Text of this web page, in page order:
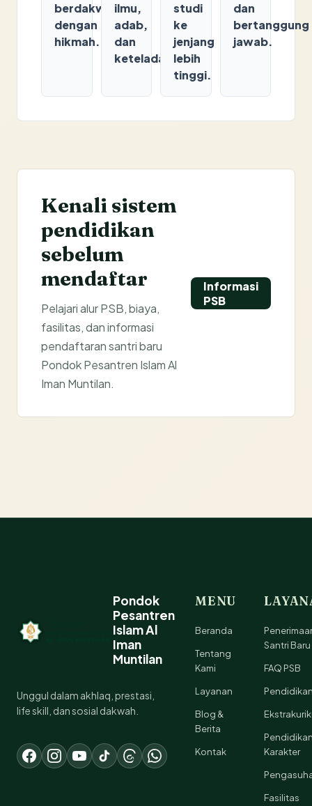
berdakwah
dengan
hikmah.
ilmu,
adab,
dan
keteladanan.
studi
ke
jenjang
lebih
tinggi.
dan
bertanggung
jawab.
Kenali sistem
pendidikan
sebelum
mendaftar
Pelajari alur PSB, biaya,
fasilitas, dan informasi
pendaftaran santri baru
Pondok Pesantren Islam Al
Iman Muntilan.
Informasi
PSB
Pondok
Pesantren
Islam Al
Iman
Muntilan
Unggul dalam akhlaq, prestasi,
life skill, dan sosial dakwah.
MENU
Beranda
Tentang
Kami
Layanan
Blog &
Berita
Kontak
Santri Baru
FAQ PSB
Karakter
Fasilitas